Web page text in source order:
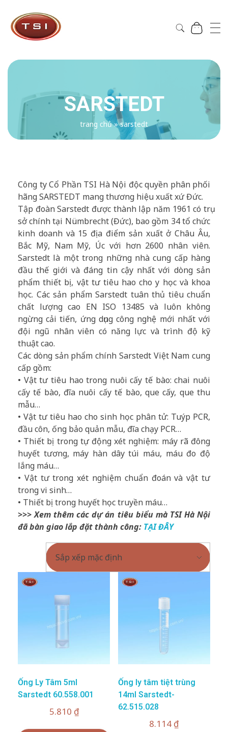
trang chủ»sarstedt
SARSTEDT
Công ty Cổ Phần TSI Hà Nội độc quyền phân phối
hãng SARSTEDT mang thương hiệu xuất xứ Đức.
Tập đoàn Sarstedt được thành lập năm 1961 có trụ
sở chính tại Nümbrecht (Đức), bao gồm 34 tổ chức
kinh doanh và 15 địa điểm sản xuất ở Châu Âu,
Bắc Mỹ, Nam Mỹ, Úc với hơn 2600 nhân viên.
Sarstedt là một trong những nhà cung cấp hàng
đầu thế giới và đáng tin cậy nhất với dòng sản
phẩm thiết bị, vật tư tiêu hao cho y học và khoa
học. Các sản phẩm Sarstedt tuân thủ tiêu chuẩn
chất lượng cao EN ISO 13485 và luôn không
ngừng cải tiến, ứng dụng công nghệ mới nhất với
đội ngũ nhân viên có năng lực và trình độ kỹ
thuật cao.
Các dòng sản phẩm chính Sarstedt Việt Nam cung
cấp gồm:
• Vật tư tiêu hao trong nuôi cấy tế bào: chai nuôi
cấy tế bào, đĩa nuôi cấy tế bào, que cấy, que thu
mẫu…
• Vật tư tiêu hao cho sinh học phân tử: Tuýp PCR,
đầu côn, ống bảo quản mẫu, đĩa chạy PCR…
• Thiết bị trong tự động xét nghiệm: máy rã đông
huyết tương, máy hàn dây túi máu, máu đo độ
lắng máu…
• Vật tư trong xét nghiệm chuẩn đoán và vật tư
trong vi sinh…
• Thiết bị trong huyết học truyền máu…
>>> Xem thêm các dự án tiêu biểu mà TSI Hà Nội
đã bàn giao lắp đặt thành công: TẠI ĐÂY
Ống Ly Tâm 5ml
Sarstedt 60.558.001
5.810 ₫
Ống ly tâm tiệt trùng
14ml Sarstedt-
62.515.028
8.114 ₫